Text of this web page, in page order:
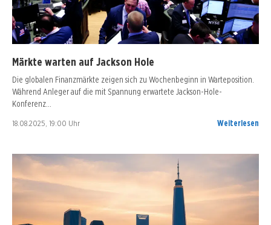
Märkte warten auf Jackson Hole
Die globalen Finanzmärkte zeigen sich zu Wochenbeginn in Warteposition.
Während Anleger auf die mit Spannung erwartete Jackson-Hole-
Konferenz…
18.08.2025, 19:00 Uhr Weiterlesen